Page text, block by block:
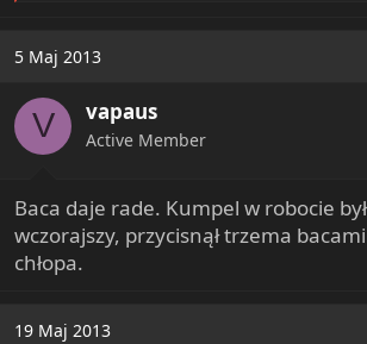
c
t
o
s
5 Maj 2013
V vapaus
Active Member
Baca daje rade. Kumpel w robocie
wczorajszy, przycisnął trzema
chłopa.
19 Maj 2013